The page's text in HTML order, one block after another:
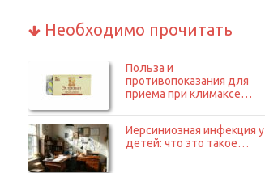
Необходимо прочитать
Польза и
противопоказания для
приема при климаксе…
Иерсиниозная инфекция у
детей: что это такое…